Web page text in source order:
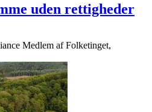
uden rettigheder
Medlem af Folketinget,